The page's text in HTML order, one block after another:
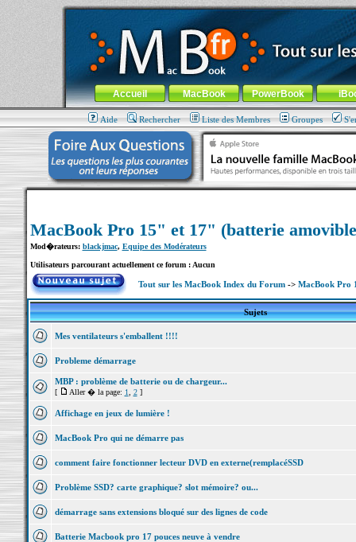
MacBook-fr.com : 100% Apple... 100% nomade !
Aller au contenu-Aller au menu général-Aller au menu de
Menu général
Accueil MacBook PowerBook
Aide Rechercher Liste des Membres Groupes
MacBook Pro 15" et 17" (batterie
Mod�rateurs: blackjmac, Equipe des Modérateurs
Utilisateurs parcourant actuellement ce forum : Aucun
Tout sur les MacBook Index du Forum-> MacBook Pro
Sujets
Mes ventilateurs s'emballent !!!!
Probleme démarrage
MBP : problème de batterie ou de chargeur...
[ Aller � la page: 1 2]
Affichage en jeux de lumière !
MacBook Pro qui ne démarre pas
comment faire fonctionner lecteur DVD en externe(remplacéSSD
Problème SSD? carte graphique? slot mémoire? ou...
démarrage sans extensions bloqué sur des lignes de code
Batterie Macbook pro 17 pouces neuve à vendre